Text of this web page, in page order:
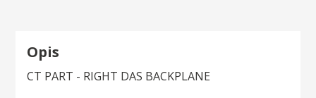
Opis
CT PART - RIGHT DAS BACKPLANE